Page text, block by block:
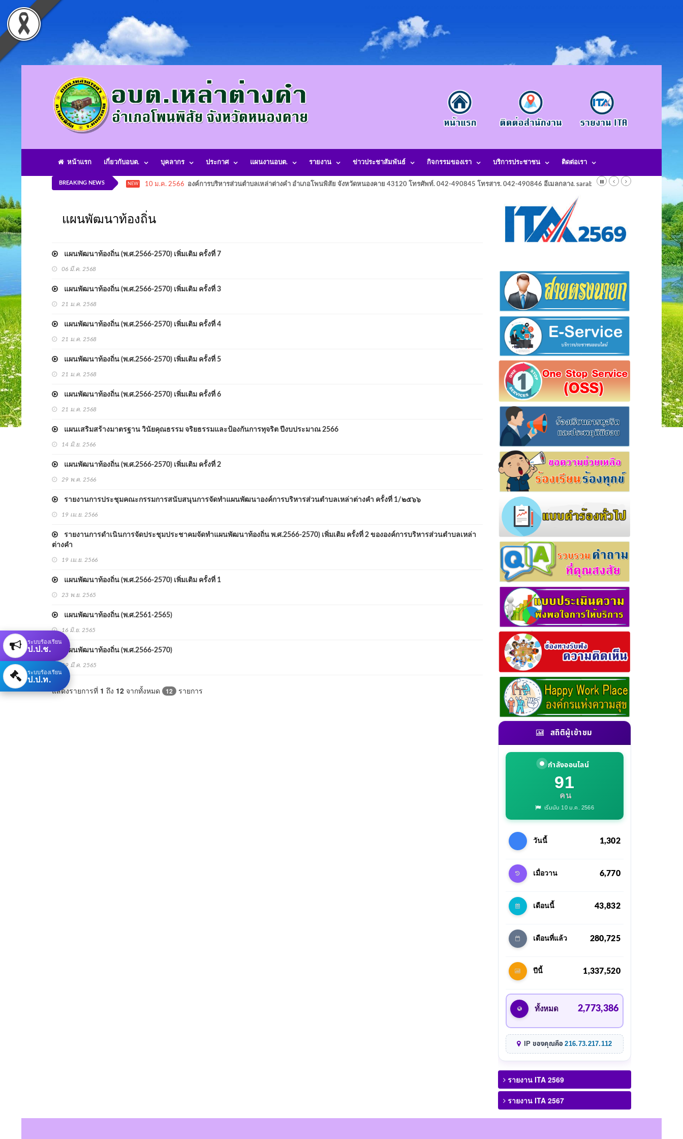
หน้าแรก เกี่ยวกับอบต. บุคลากร ประกาศ แผนงานอบต. รายงาน ข่าวประชาสัมพันธ์ กิจกรรมของเรา บริการประชาชน ติดต่อเรา
BREAKING NEWS NEW 10 ม.ค. 2566 องค์การบริหารส่วนตำบลเหล่าต่างคำ อำเภอโพนพิสัย จังหวัดหนองคาย 43120 โทรศัพท์. 042-490845 โทรสาร. 042-490846 อีเมลกลาง. saraban@laotangkham.go.th
แผนพัฒนาท้องถิ่น
แผนพัฒนาท้องถิ่น (พ.ศ.2566-2570) เพิ่มเติม ครั้งที่ 7
06 มี.ค. 2568
แผนพัฒนาท้องถิ่น (พ.ศ.2566-2570) เพิ่มเติม ครั้งที่ 3
21 ม.ค. 2568
แผนพัฒนาท้องถิ่น (พ.ศ.2566-2570) เพิ่มเติม ครั้งที่ 4
21 ม.ค. 2568
แผนพัฒนาท้องถิ่น (พ.ศ.2566-2570) เพิ่มเติม ครั้งที่ 5
21 ม.ค. 2568
แผนพัฒนาท้องถิ่น (พ.ศ.2566-2570) เพิ่มเติม ครั้งที่ 6
21 ม.ค. 2568
แผนเสริมสร้างมาตรฐาน วินัยคุณธรรม จริยธรรมและป้องกันการทุจริต ปีงบประมาณ 2566
14 มิ.ย. 2566
แผนพัฒนาท้องถิ่น (พ.ศ.2566-2570) เพิ่มเติม ครั้งที่ 2
29 พ.ค. 2566
รายงานการประชุมคณะกรรมการสนับสนุนการจัดทำแผนพัฒนาองค์การบริหารส่วนตำบลเหล่าต่างคำ ครั้งที่ 1/๒๕๖๖
19 เม.ย. 2566
รายงานการดำเนินการจัดประชุมประชาคมจัดทำแผนพัฒนาท้องถิ่น พ.ศ.2566-2570) เพิ่มเติม ครั้งที่ 2 ขององค์การบริหารส่วนตำบลเหล่า
ต่างคำ
19 เม.ย. 2566
แผนพัฒนาท้องถิ่น (พ.ศ.2566-2570) เพิ่มเติม ครั้งที่ 1
23 พ.ย. 2565
แผนพัฒนาท้องถิ่น (พ.ศ.2561-2565)
16 มิ.ย. 2565
แผนพัฒนาท้องถิ่น (พ.ศ.2566-2570)
29 มี.ค. 2565
แสดงรายการที่ 1 ถึง 12 จากทั้งหมด 12 รายการ
สถิติผู้เข้าชม
กำลังออนไลน์
91
คน
เริ่มนับ 10 ม.ค. 2566
วันนี้ 1,302
เมื่อวาน 6,770
เดือนนี้ 43,832
เดือนที่แล้ว 280,725
ปีนี้ 1,337,520
ทั้งหมด 2,773,386
IP ของคุณคือ216.73.217.112
รายงาน ITA 2569
รายงาน ITA 2567
ระบบร้องเรียน
ป.ป.ช.
ระบบร้องเรียน
ป.ป.ท.